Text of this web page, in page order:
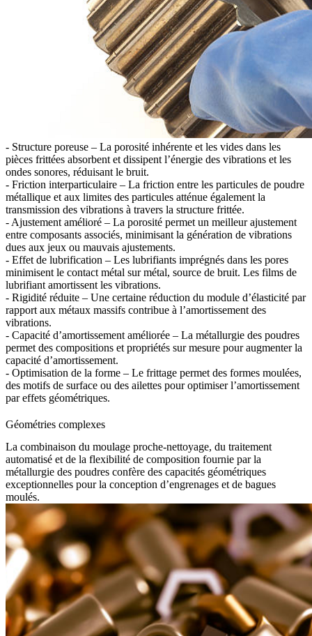
- Structure poreuse – La porosité inhérente et les vides dans les
pièces frittées absorbent et dissipent l’énergie des vibrations et les
ondes sonores, réduisant le bruit.
- Friction interparticulaire – La friction entre les particules de poudre
métallique et aux limites des particules atténue également la
transmission des vibrations à travers la structure frittée.
- Ajustement amélioré – La porosité permet un meilleur ajustement
entre composants associés, minimisant la génération de vibrations
dues aux jeux ou mauvais ajustements.
- Effet de lubrification – Les lubrifiants imprégnés dans les pores
minimisent le contact métal sur métal, source de bruit. Les films de
lubrifiant amortissent les vibrations.
- Rigidité réduite – Une certaine réduction du module d’élasticité par
rapport aux métaux massifs contribue à l’amortissement des
vibrations.
- Capacité d’amortissement améliorée – La métallurgie des poudres
permet des compositions et propriétés sur mesure pour augmenter la
capacité d’amortissement.
- Optimisation de la forme – Le frittage permet des formes moulées,
des motifs de surface ou des ailettes pour optimiser l’amortissement
par effets géométriques.
Géométries complexes
La combinaison du moulage proche-nettoyage, du traitement
automatisé et de la flexibilité de composition fournie par la
métallurgie des poudres confère des capacités géométriques
exceptionnelles pour la conception d’engrenages et de bagues
moulés.